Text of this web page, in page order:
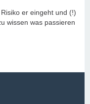
er eingeht und (!)
wissen was passieren